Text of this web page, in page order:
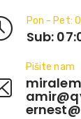
Pon - Pet:
Sub:
Pišite nam